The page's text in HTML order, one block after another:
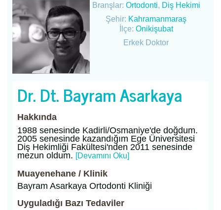
Branşlar: Ortodonti, Diş Hekimi
Şehir: Kahramanmaraş
İlçe: Onikişubat
Erkek Doktor
Dr. Dt. Bayram Asarkaya
Hakkında
1988 senesinde Kadirli/Osmaniye'de doğdum.
2005 senesinde kazandığım Ege Üniversitesi
Diş Hekimliği Fakültesi'nden 2011 senesinde
mezun oldum. [Devamını Oku]
Muayenehane / Klinik
Bayram Asarkaya Ortodonti Kliniği
Uyguladığı Bazı Tedaviler